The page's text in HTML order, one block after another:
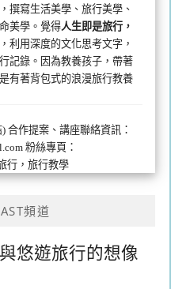
撰寫生活美學、旅行美學、
美學。覺得人生即是旅行，
，利用深度的文化思考文字，
記錄。因為教養孩子，帶著
有著背包式的浪漫旅行教養
)合作提案、講座聯絡資訊：
粉絲專頁：
行，旅行教學
頻道
悠遊旅行的想像